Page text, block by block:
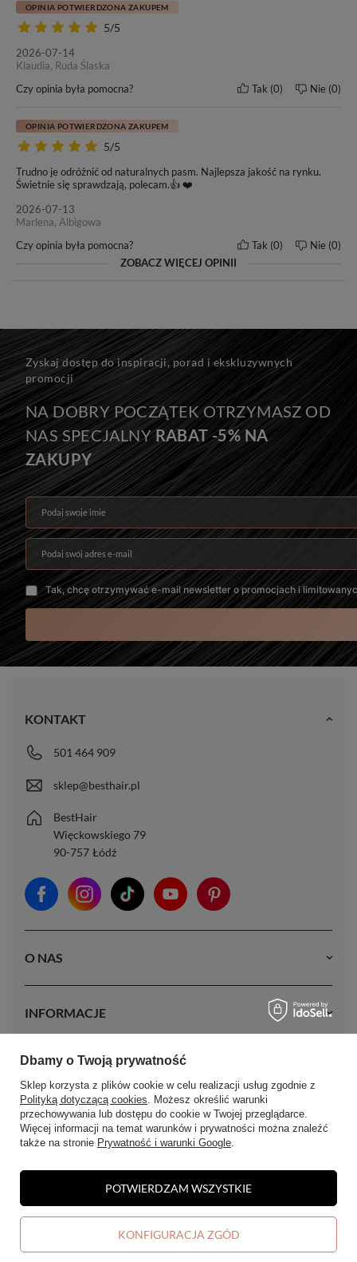
Do efektu przedłużenia zalecamy: 14-20 kanapek.
Do efektu zagęszczenia zalecamy: 6-14 kanapek.
Na zdjęciu znajduje się 10 kanapek, czyli 70 g włosów.
Jedyne w swoim rodzaju, kanapki z bardzo grubymi końcówkami!
Trwałość
Włosy doczepiane jakości PREMIUM możesz nosić
miesięcy.To żywotność niespotykana w przypadku zwykłych
termicznej.
farbowanie,
prostowanie, kręcenie czy modelowanie.
Seria MAGIC to najlepsza
alternatywa dla włosów dziewiczych, spełniająca nawet najwyższe
wymagania użytkowniczek włosów przedłużanych.
5/5
OPINIA POTWIERDZONA ZAKUPEM
2026-07-14
Klaudia, Ruda Ślaska
Czy opinia była pomocna?
Tak 0 Nie 0
5/5
OPINIA POTWIERDZONA ZAKUPEM
Trudno je odróżnić od naturalnych pasm. Najlepsza jakość na rynku.
Świetnie się sprawdzają, polecam.👍 ❤️
2026-07-13
Marlena, Albigowa
Czy opinia była pomocna?
Tak 0 Nie 0
ZOBACZ WIĘCEJ OPINII
Zyskaj dostęp do inspiracji, porad i ekskluzywnych
promocji
NA DOBRY POCZĄTEK OTRZYMASZ OD
NAS SPECJALNYRABAT -5% NA
ZAKUPY
Podaj swoje imię
Podaj swój adres e-mail
Tak, chcę otrzymywać e-mail newsletter o promocjach i
O NAS
INFORMACJE
MOJE KONTO
KONTAKT
501 464 909
sklep@besthair.pl
BestHair
Więckowskiego 79
90-757 Łódź
W sklepie prezentujemy ceny brutto (z VAT).
Dbamy o Twoją prywatność
Sklep korzysta z plików cookie w celu realizacji usług zgodnie z
Polityką dotyczącą cookies. Możesz określić warunki
przechowywania lub dostępu do cookie w Twojej przeglądarce.
Więcej informacji na temat warunków i prywatności można znaleźć
także na stronie Prywatność i warunki Google.
KONFIGURACJA ZGÓD
POTWIERDZAM WSZYSTKIE